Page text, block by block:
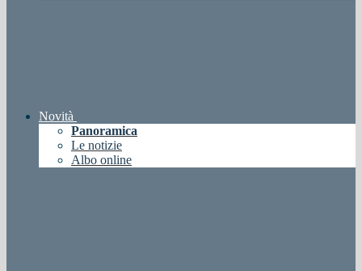
Novità
Panoramica
Le notizie
Albo online